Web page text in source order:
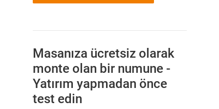
Masanıza ücretsiz olarak
monte olan bir numune -
Yatırım yapmadan önce
test edin